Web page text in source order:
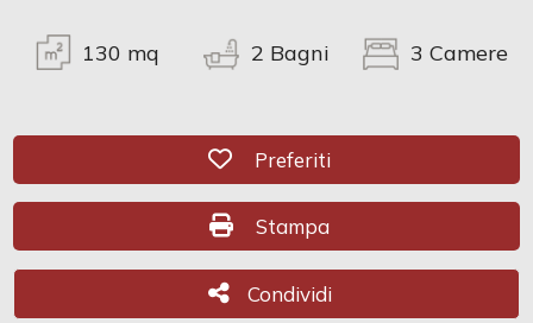
130 mq 2 Bagni 3 Camere
Preferiti: Cod. CRmls2228
Preferiti
Stampa: Cod. CRmls2228
Stampa
Condividi
Condividi
Totale